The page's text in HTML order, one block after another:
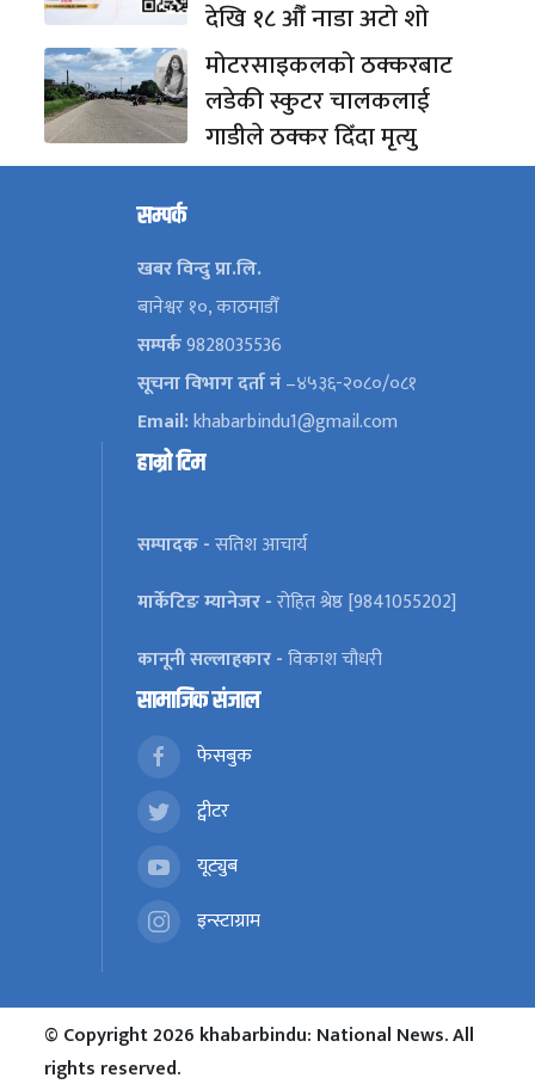
देखि १८ औँ नाडा अटो शो
मोटरसाइकलको ठक्करबाट
लडेकी स्कुटर चालकलाई
गाडीले ठक्कर दिँदा मृत्यु
सम्पर्क
खबर विन्दु प्रा.लि.
बानेश्वर १०, काठमाडौँ
सम्पर्क9828035536
सूचना विभाग दर्ता नं–४५३६-२०८०/०८१
Email:khabarbindu1@gmail.com
हाम्रो टिम
सम्पादक -सतिश आचार्य
मार्केटिङ म्यानेजर -रोहित श्रेष्ठ [9841055202]
कानूनी सल्लाहकार -विकाश चौधरी
सामाजिक संजाल
फेसबुक
ट्वीटर
यूट्युब
इन्स्टाग्राम
© Copyright 2026 khabarbindu: National News. All
rights reserved.